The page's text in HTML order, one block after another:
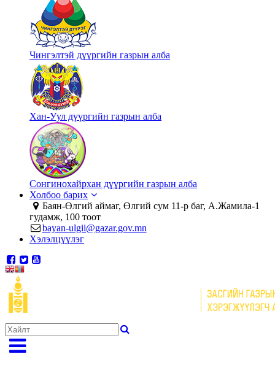
Чингэлтэй дүүргийн газрын алба
Хан-Уул дүүргийн газрын алба
Сонгинохайрхан дүүргийн газрын алба
Холбоо барих
Баян-Өлгий аймаг, Өлгий сум 11-р баг, А.Жамила-1
гудамж, 100 тоот
bayan-ulgii@gazar.gov.mn
Хэлэлцүүлэг